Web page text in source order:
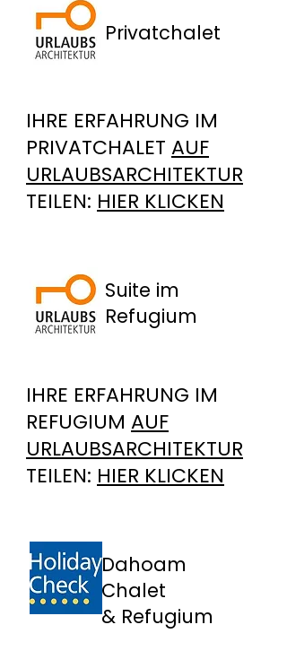
Privatchalet
IHRE ERFAHRUNG IM
PRIVATCHALET AUF
URLAUBSARCHITEKTUR
TEILEN: HIER KLICKEN
Suite im
Refugium
IHRE ERFAHRUNG IM
REFUGIUM AUF
URLAUBSARCHITEKTUR
TEILEN: HIER KLICKEN
Dahoam
Chalet
& Refugium